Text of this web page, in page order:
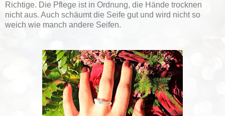
Richtige. Die Pflege ist in Ordnung, die Hände trocknen
nicht aus. Auch schäumt die Seife gut und wird nicht so
weich wie manch andere Seifen.